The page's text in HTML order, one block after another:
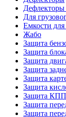
Дефлекторы
Для
Емкости
Жабо
Защита
Защита
Защита
Защита
Защита
Защита
Защита КПП
Защита
Защита